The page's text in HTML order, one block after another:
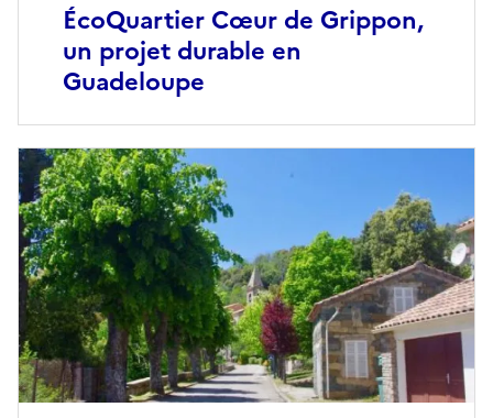
ÉcoQuartier Cœur de Grippon,
un projet durable en
Guadeloupe